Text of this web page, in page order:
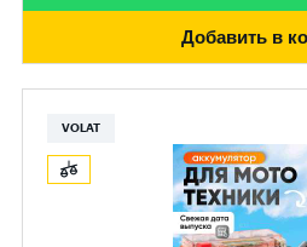
Добавить в
VOLAT